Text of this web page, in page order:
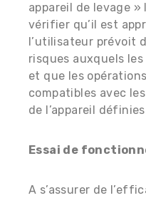
appareil de levage »
vérifier qu’il est
l’utilisateur prévoit
risques auxquels
et que les
compatibles avec
de l’appareil
Essai de
A s’assurer de